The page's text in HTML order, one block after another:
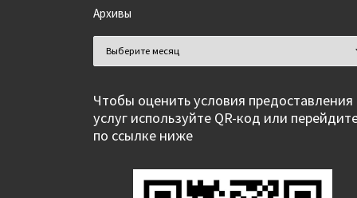
Архивы
Чтобы оценить условия предоставления
услуг используйте QR-код или
по ссылке ниже